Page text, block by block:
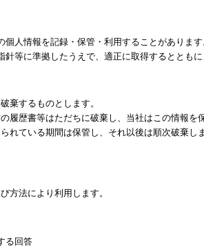
人情報を記録・保管・利用することがあります
等に準拠したうえで、適正に取得するととも
棄するものとします。
履歴書等はただちに破棄し、当社はこの情報を
れている期間は保管し、それ以後は順次破棄しま
方法により利用します。
る回答